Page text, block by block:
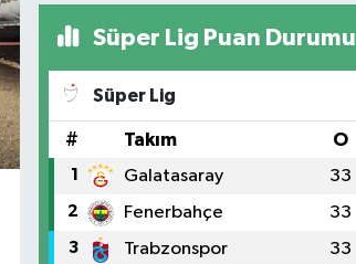
Süper Lig Puan Durumu
Süper Lig
# Takım O
1 Galatasaray 33
2 Fenerbahçe 33
3 Trabzonspor 33